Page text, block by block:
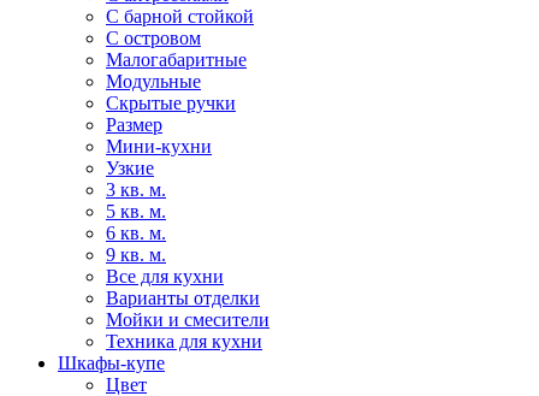
С барной стойкой
С островом
Малогабаритные
Модульные
Скрытые ручки
Размер
Мини-кухни
Узкие
3 кв. м.
5 кв. м.
6 кв. м.
9 кв. м.
Все для кухни
Варианты отделки
Мойки и смесители
Техника для кухни
Шкафы-купе
Цвет